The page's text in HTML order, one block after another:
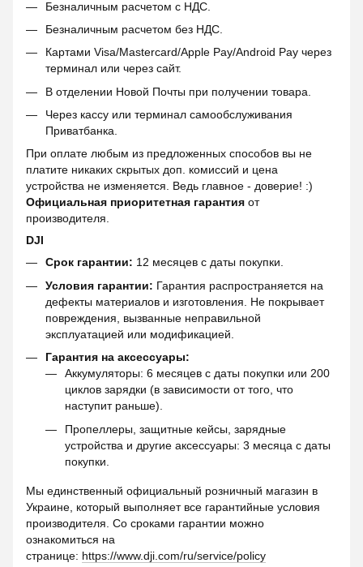
Безналичным расчетом с НДС.
Безналичным расчетом без НДС.
Картами Visa/Mastercard/Apple Pay/Android Pay через
терминал или через сайт.
В отделении Новой Почты при получении товара.
Через кассу или терминал самообслуживания
Приватбанка.
При оплате любым из предложенных способов вы не
платите никаких скрытых доп. комиссий и цена
устройства не изменяется. Ведь главное - доверие! :)
Официальная приоритетная гарантия от
производителя.
DJI
Срок гарантии: 12 месяцев с даты покупки.
Условия гарантии: Гарантия распространяется на
дефекты материалов и изготовления. Не покрывает
повреждения, вызванные неправильной
эксплуатацией или модификацией.
Гарантия на аксессуары:
Аккумуляторы: 6 месяцев с даты покупки или 200
циклов зарядки (в зависимости от того, что
наступит раньше).
Пропеллеры, защитные кейсы, зарядные
устройства и другие аксессуары: 3 месяца с даты
покупки.
Мы единственный официальный розничный магазин в
Украине, который выполняет все гарантийные условия
производителя. Со сроками гарантии можно
ознакомиться на
странице: https://www.dji.com/ru/service/policy